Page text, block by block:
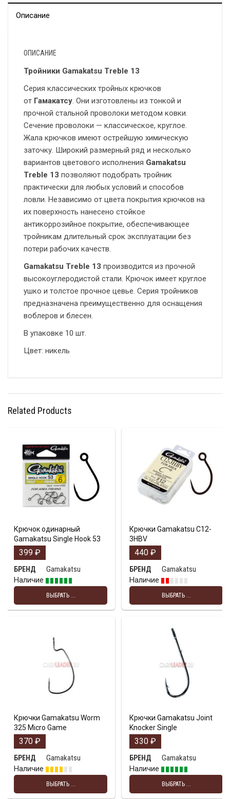
Описание
ОПИСАНИЕ
Тройники Gamakatsu Treble 13
Серия классических тройных крючков
от Гамакатсу. Они изготовлены из тонкой и
прочной стальной проволоки методом ковки.
Сечение проволоки — классическое, круглое.
Жала крючков имеют острейшую химическую
заточку. Широкий размерный ряд и несколько
вариантов цветового исполнения Gamakatsu
Treble 13 позволяют подобрать тройник
практически для любых условий и способов
ловли. Независимо от цвета покрытия крючков на
их поверхность нанесено стойкое
антикоррозийное покрытие, обеспечивающее
тройникам длительный срок эксплуатации без
потери рабочих качеств.
Gamakatsu Treble 13 производится из прочной
высокоуглеродистой стали. Крючок имеет круглое
ушко и толстое прочное цевье. Серия тройников
предназначена преимущественно для оснащения
воблеров и блесен.
В упаковке 10 шт.
Цвет: никель
Related Products
Крючок одинарный
Gamakatsu Single Hook 53
399 ₽
БРЕНД
Gamakatsu
Наличие
ВЫБРАТЬ ...
Крючки Gamakatsu C12-
3HBV
440 ₽
БРЕНД
Gamakatsu
Наличие
ВЫБРАТЬ ...
Крючки Gamakatsu Worm
325 Micro Game
370 ₽
БРЕНД
Gamakatsu
Наличие
ВЫБРАТЬ ...
Крючки Gamakatsu Joint
Knocker Single
330 ₽
БРЕНД
Gamakatsu
Наличие
ВЫБРАТЬ ...